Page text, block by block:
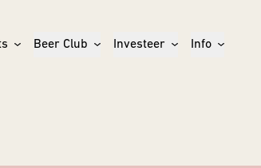
Beer Club Investeer Info